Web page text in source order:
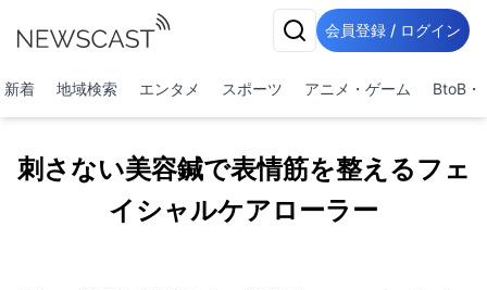
会員登録 / ログイン
新着 地域検索 エンタメ スポーツ アニメ・ゲーム BtoB・
刺さない美容鍼で表情筋を整えるフェ
イシャルケアローラー